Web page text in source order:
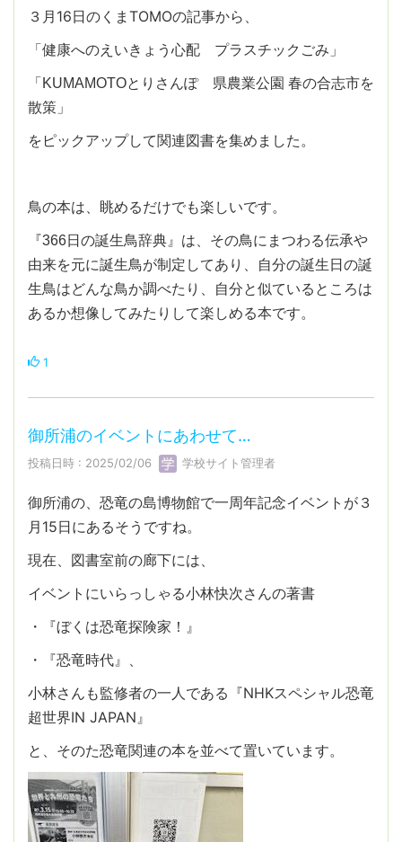
３月16日のくまTOMOの記事から、
「健康へのえいきょう心配 プラスチックごみ」
「KUMAMOTOとりさんぽ 県農業公園 春の合志市を
散策」
をピックアップして関連図書を集めました。
鳥の本は、眺めるだけでも楽しいです。
『366日の誕生鳥辞典』は、その鳥にまつわる伝承や
由来を元に誕生鳥が制定してあり、自分の誕生日の誕
生鳥はどんな鳥か調べたり、自分と似ているところは
あるか想像してみたりして楽しめる本です。
1
御所浦のイベントにあわせて…
投稿日時 : 2025/02/06 学校サイト管理者
御所浦の、恐竜の島博物館で一周年記念イベントが３
月15日にあるそうですね。
現在、図書室前の廊下には、
イベントにいらっしゃる小林快次さんの著書
・『ぼくは恐竜探険家！』
・『恐竜時代』、
小林さんも監修者の一人である『NHKスペシャル恐竜
超世界IN JAPAN』
と、そのた恐竜関連の本を並べて置いています。